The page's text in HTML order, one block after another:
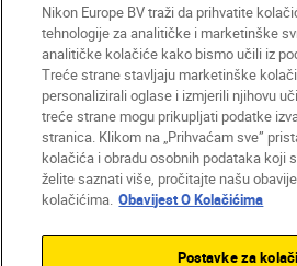
HR Nikon Sites
Obratite nam se
Obavijest o
Uvjeti upotrebe
Obavijest o
Nikon Europe BV traži da prihvatite
tehnologije za analitičke i marketinške
analitičke kolačiće kako bismo učili iz
Treće strane stavljaju marketinške
personalizirali oglase i izmjerili njihovu
treće strane mogu prikupljati podatke
stranica. Klikom na „Prihvaćam sve”
kolačića i obradu osobnih podataka koji
želite saznati više, pročitajte našu
kolačićima. Obavijest O Kolačićima
Postavke za